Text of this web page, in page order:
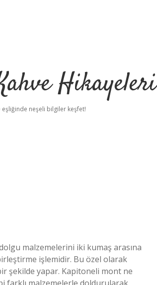
Hikayeleri
eşliğinde neşeli bilgiler keşfet!
malzemelerini iki kumaş arasına
işlemidir. Bu özel olarak
şekilde yapar. Kapitoneli mont ne